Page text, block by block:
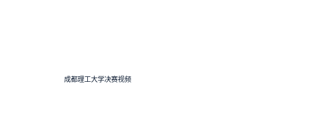
成都理工大学决赛视频